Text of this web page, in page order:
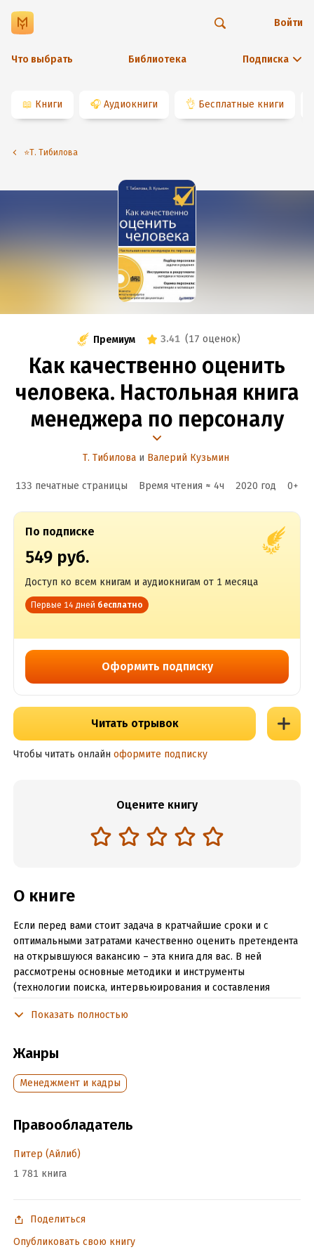
Что выбрать Библиотека Подписка
Войти
📖 Книги 🎧 Аудиокниги 👌 Бесплатные книги
⭐️Т. Тибилова
Премиум 3.41 (17 оценок)
Как качественно оценить
человека. Настольная книга
менеджера по персоналу
Т. Тибилова и Валерий Кузьмин
133 печатные страницы Время чтения ≈ 4ч 2020 год 0+
По подписке
549 руб.
Доступ ко всем книгам и аудиокнигам от 1 месяца
Первые 14 дней бесплатно
Оформить подписку
Читать отрывок
Чтобы читать онлайн оформите подписку
Оцените книгу
О книге
Если перед вами стоит задача в кратчайшие сроки и с
оптимальными затратами качественно оценить претендента
на открывшуюся вакансию – эта книга для вас. В ней
рассмотрены основные методики и инструменты
(технологии поиска, интервьюирования и составления
которые используют в своей работе специалисты по
Книга адресована HR-специалистам, работникам кадровых
агентств и руководителям предприятий.
Подробная информация
Объем:240878
Год издания:
ISBN (EAN):
Показать полностью
Жанры
Менеджмент и кадры
Правообладатель
Питер (Айлиб)
1 781 книга
Поделиться
Опубликовать свою книгу